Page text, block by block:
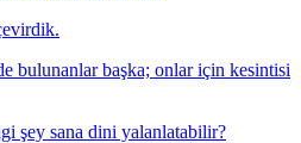
bulunanlar başka; onlar için kesintisi
şey sana dini yalanlatabilir?